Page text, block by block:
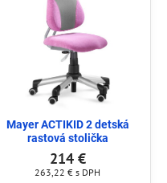
Mayer ACTIKID 2 detská
rastová stolička
214 €
263,22 € s DPH